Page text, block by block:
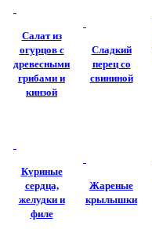
Салат из
огурцов с
древесными
грибами и
кинзой
Сладкий
перец со
свининой
Куриные
сердца,
желудки и
филе
Жареные
крылышки